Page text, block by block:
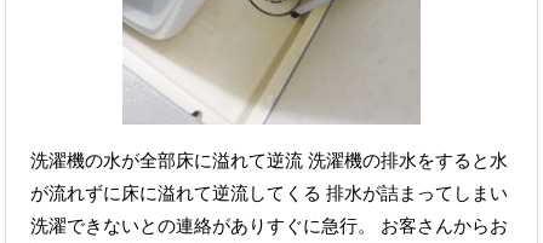
洗濯機の水が全部床に溢れて逆流 洗濯機の排水をすると水
が流れずに床に溢れて逆流してくる 排水が詰まってしまい
洗濯できないとの連絡がありすぐに急行。 お客さんからお